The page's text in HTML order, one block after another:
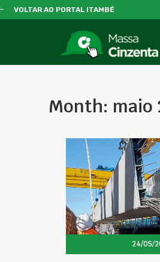
VOLTAR AO PORTAL ITAMBÉ
Month: maio
24/05/